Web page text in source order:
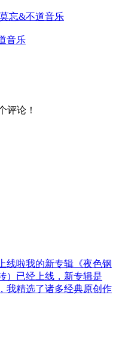
忘&不道音乐
音乐
评论！
线啦我的新专辑《夜色钢
）已经上线，新专辑是
我精选了诸多经典原创作